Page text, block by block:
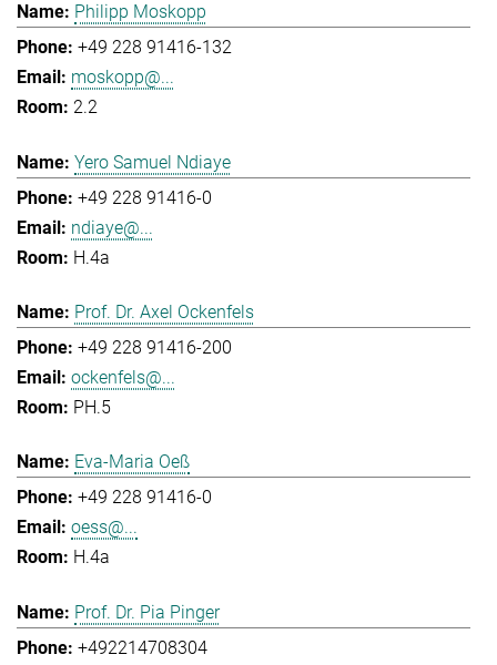
Philipp Moskopp
+49 228 91416-132
moskopp@...
2.2
Yero Samuel Ndiaye
+49 228 91416-0
ndiaye@...
H.4a
Prof. Dr. Axel Ockenfels
+49 228 91416-200
ockenfels@...
PH.5
Eva-Maria Oeß
+49 228 91416-0
oess@...
H.4a
Prof. Dr. Pia Pinger
+492214708304